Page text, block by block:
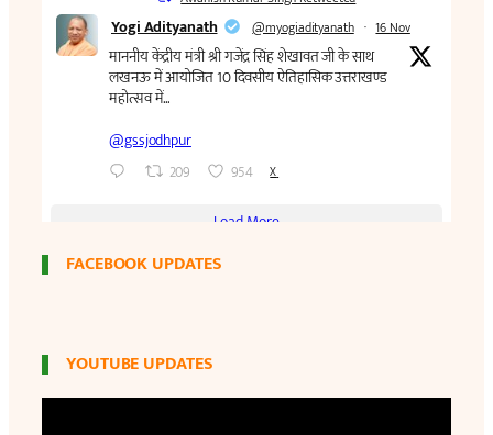
FACEBOOK UPDATES
YOUTUBE UPDATES